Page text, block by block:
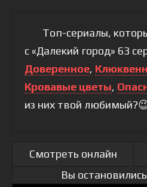
Топ-сериалы,
с «Далекий город» 63
Доверенное,
Кровавые цветы,
из них твой
Смотреть онлайн
Вы